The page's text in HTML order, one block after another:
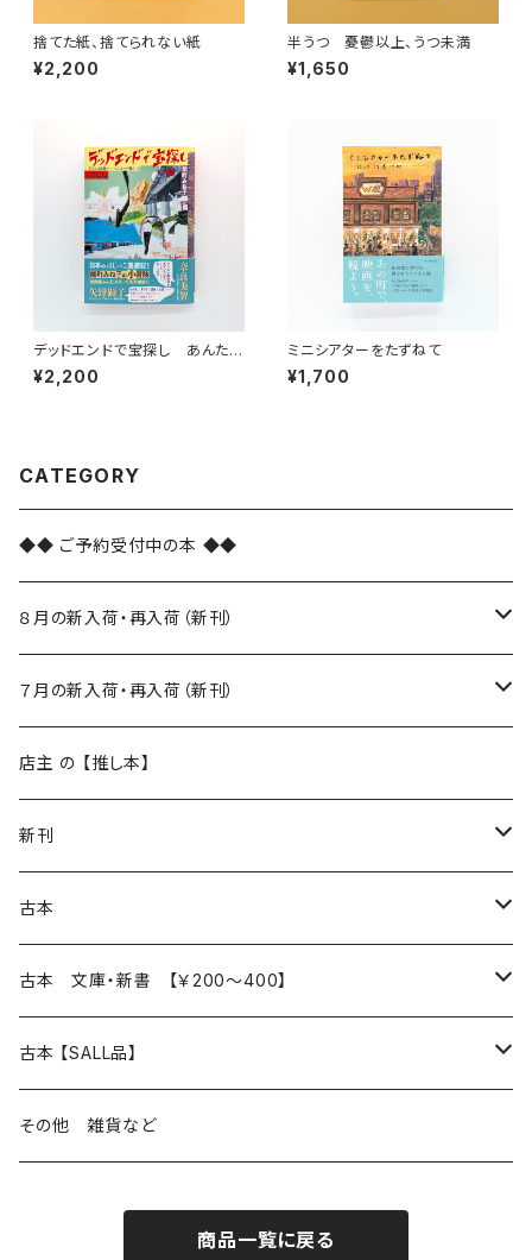
捨てた紙、捨てられない紙
¥2,200
半うつ 憂鬱以上、うつ未満
¥1,650
デッドエンドで宝探し あんたは
青森のいいとこばっかり見てい
る
¥2,200
ミニシアターをたずねて
¥1,700
CATEGORY
◆◆ ご予約受付中の本 ◆◆
８月の新入荷・再入荷（新刊）
新入荷
再入荷
７月の新入荷・再入荷（新刊）
新入荷
再入荷
店主 の 【推し本】
新刊
本 の あれこれ
読書のこと
本屋のこと
文芸
近代小説 エッセイ 戯曲（日本人作家）
現代小説 エッセイ 戯曲（日本人作家）
現代小説 エッセイ 戯曲（外国人作家）
日々 の できこと
日常の 風景 群像
生き方 ライフスタイル
古本
本 の あれこれ
読書のこと
本屋のこと
日本文学
小説 エッセイ 戯曲（日本人作家）
海外文学
古本 文庫・新書 【￥200～400】
日本文学
小説 エッセイ 戯曲
海外文学
古本 【SALL品】
20％OFF
その他 雑貨など
商品一覧に戻る